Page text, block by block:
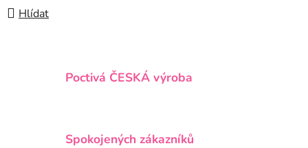
Hlídat
Poctivá ČESKÁ výroba
Spokojených zákazníků